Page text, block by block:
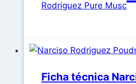
Rodriguez Pure Musc
Ficha técnica